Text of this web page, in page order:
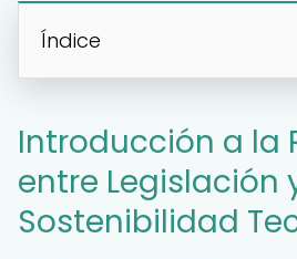
Índice
Introducción a la
entre Legislación
Sostenibilidad